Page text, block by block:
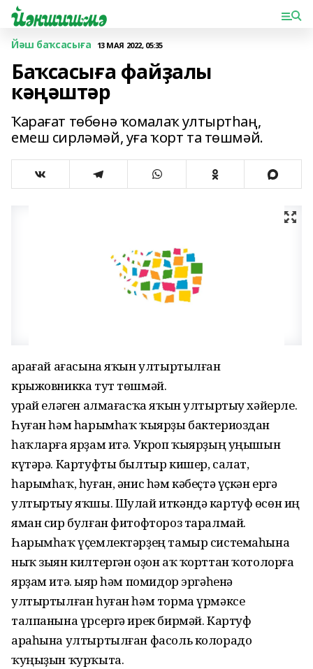
Йәш баҡсасыға 13 МАЯ 2022, 05:35
Баҡсасыға файҙалы
кәңәштәр
Ҡарағат төбөнә ҡомалаҡ ултыртһаң,
емеш сирләмәй, уға ҡорт та төшмәй.
Ҡарағай ағасына яҡын ултыртылған
крыжовникка тут төшмәй.
Ҡурай еләген алмағасҡа яҡын ултыртыу хәйерле.
Һуған һәм һарымһаҡ ҡыярҙы бактериоздан
һаҡларға ярҙам итә. Укроп ҡыярҙың уңышын
күтәрә. Картуфты былтыр кишер, салат,
һарымһаҡ, һуған, әнис һәм кәбеҫтә үҫкән ергә
ултыртыу яҡшы. Шулай иткәндә картуф өсөн иң
яман сир булған фитофтороз таралмай.
Һарымһаҡ үҫемлектәрҙең тамыр системаһына
ныҡ зыян килтергән оҙон аҡ ҡорттан ҡотолорға
ярҙам итә. Ҡыяр һәм помидор эргәһенә
ултыртылған һуған һәм торма үрмәксе
талпанына үрсергә ирек бирмәй. Картуф
араһына ултыртылған фасоль колорадо
ҡуңыҙын ҡурҡыта.